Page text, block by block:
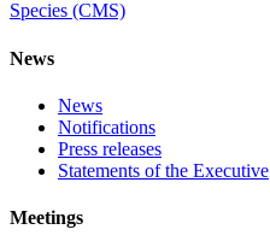
Species (CMS)
News
News
Notifications
Press releases
Statements of the Executive
Meetings